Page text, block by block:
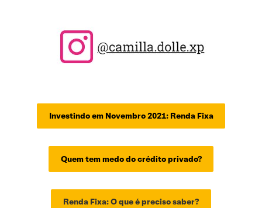
Investindo em Novembro 2021: Renda Fixa
Quem tem medo do crédito privado?
Renda Fixa: O que é preciso saber?